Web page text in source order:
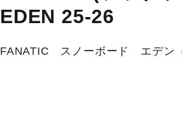
EDEN 25-26
FANATIC スノーボード エデン（